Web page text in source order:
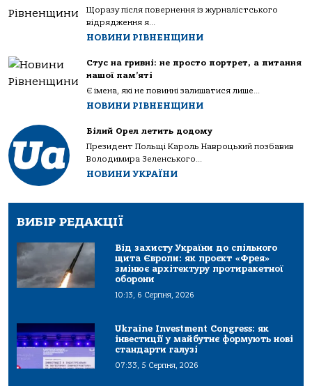
Щоразу після повернення із журналістського
відрядження я...
НОВИНИ РІВНЕНЩИНИ
Стус на гривні: не просто портрет, а питання
нашої пам’яті
Є імена, які не повинні залишатися лише...
НОВИНИ РІВНЕНЩИНИ
Білий Орел летить додому
Президент Польщі Кароль Навроцький позбавив
Володимира Зеленського...
НОВИНИ УКРАЇНИ
ВИБІР РЕДАКЦІЇ
Від захисту України до спільного
щита Європи: як проєкт «Фрея»
змінює архітектуру протиракетної
оборони
10:13, 6 Серпня, 2026
Ukraine Investment Congress: як
інвестиції у майбутнє формують нові
стандарти галузі
07:33, 5 Серпня, 2026